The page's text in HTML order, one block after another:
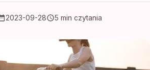
2023-09-28 5 min czytania